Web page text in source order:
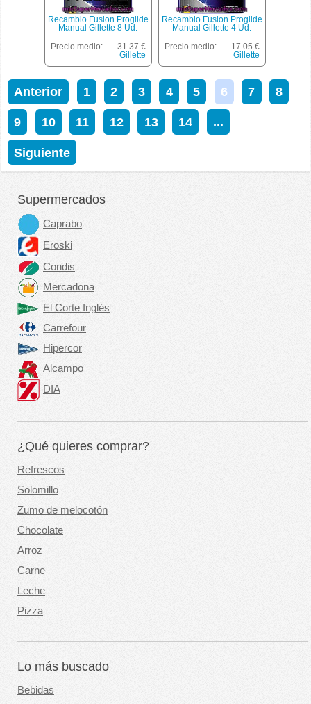
Recambio Fusion Proglide
Manual Gillette 8 Ud.
Precio medio:
31.37 €
Gillette
Recambio Fusion Proglide
Manual Gillette 4 Ud.
Precio medio:
17.05 €
Gillette
Anterior 1 2 3 4 5 6 7 8
9 10 11 12 13 14 ...
Siguiente
Supermercados
Caprabo
Eroski
Condis
Mercadona
El Corte Inglés
Carrefour
Hipercor
Alcampo
DIA
¿Qué quieres comprar?
Refrescos
Solomillo
Zumo de melocotón
Chocolate
Arroz
Carne
Leche
Pizza
Lo más buscado
Bebidas